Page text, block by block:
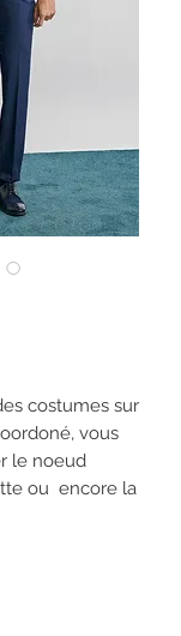
costumes sur
vous
le noeud
ou encore la